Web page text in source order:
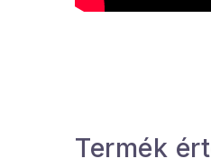
Termék